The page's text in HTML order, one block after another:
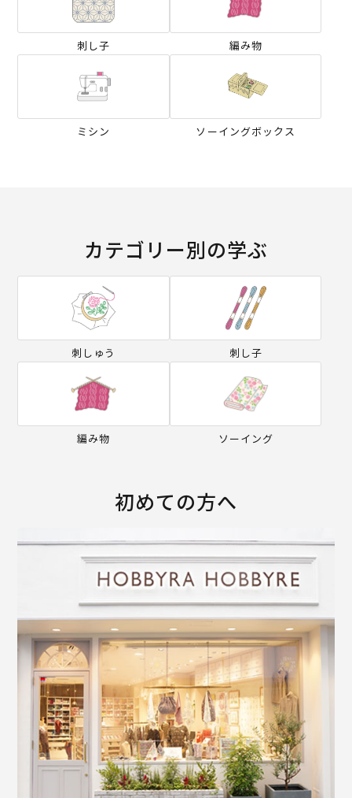
刺し子 編み物
ミシン ソーイングボックス
カテゴリー別の学ぶ
刺しゅう 刺し子
編み物 ソーイング
初めての方へ